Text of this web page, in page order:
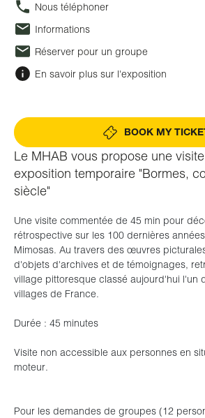
Le MHAB vous propose une
exposition temporaire "Bormes,
siècle"
Une visite commentée de 45 min pour
rétrospective sur les 100 dernières
Mimosas. Au travers des œuvres
d'objets d'archives et de témoignages,
village pittoresque classé aujourd'hui l'un
villages de France.
Durée : 45 minutes
Visite non accessible aux personnes en
moteur.
Pour les demandes de groupes (12
Nous téléphoner
Informations
Réserver pour un groupe
En savoir plus sur l'exposition
BOOK MY